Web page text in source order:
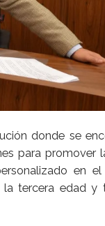
donde se
para promover
en
la tercera edad